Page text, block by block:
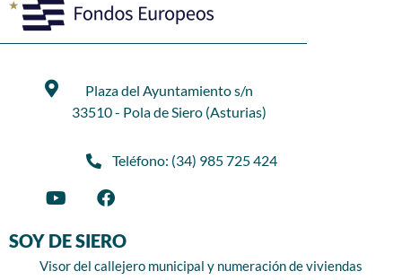
Plaza del Ayuntamiento s/n
33510 - Pola de Siero (Asturias)
Teléfono: (34) 985 725 424
SOY DE SIERO
Visor del callejero municipal y numeración de viviendas